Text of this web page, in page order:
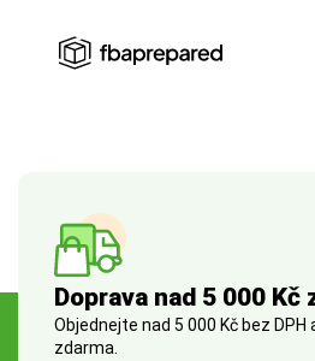
Doprava nad 5 000 Kč
Objednejte nad 5 000 Kč bez
zdarma.